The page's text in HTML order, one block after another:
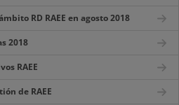
RD RAEE en agosto 2018
2018
RAEE
de RAEE